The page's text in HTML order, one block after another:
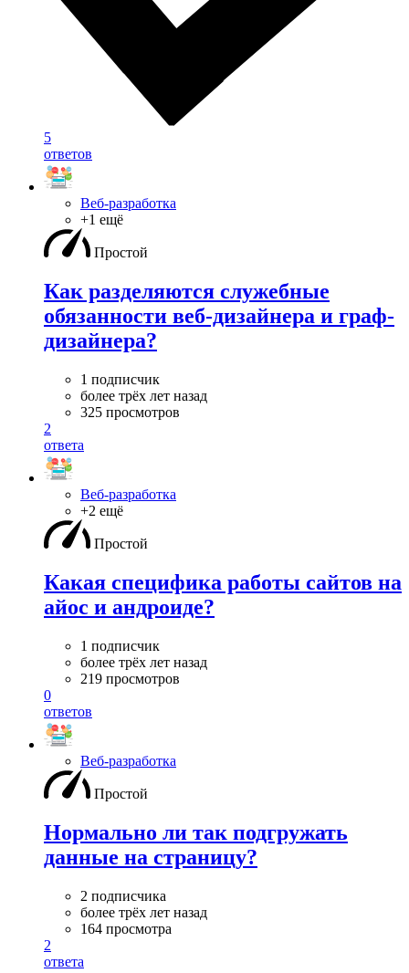
5
ответов
Веб-разработка
+1 ещё
Простой
Как разделяются служебные
обязанности веб-дизайнера и граф-
дизайнера?
1 подписчик
более трёх лет назад
325 просмотров
2
ответа
Веб-разработка
+2 ещё
Простой
Какая специфика работы сайтов на
айос и андроиде?
1 подписчик
более трёх лет назад
219 просмотров
0
ответов
Веб-разработка
Простой
Нормально ли так подгружать
данные на страницу?
2 подписчика
более трёх лет назад
164 просмотра
2
ответа